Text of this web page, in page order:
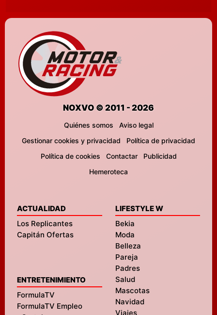
NOXVO © 2011 - 2026
Quiénes somos
Aviso legal
Gestionar cookies y privacidad
Política de privacidad
Política de cookies
Contactar
Publicidad
Hemeroteca
ACTUALIDAD
Los Replicantes
Capitán Ofertas
ENTRETENIMIENTO
FormulaTV
FormulaTV Empleo
LIFESTYLE W
Bekia
Moda
Belleza
Pareja
Padres
Salud
Mascotas
Navidad
Viajes